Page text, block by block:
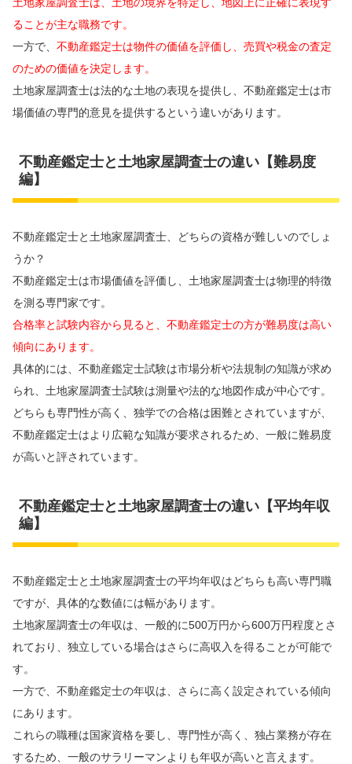
ることが主な職務です。
一方で、 不動産鑑定士は物件の価値を評価し、売買や税金の査定
のための価値を決定します。
土地家屋調査士は法的な土地の表現を提供し、不動産鑑定士は市
場価値の専門的意見を提供するという違いがあります。
不動産鑑定士と土地家屋調査士の違い【難易度
編】
不動産鑑定士と土地家屋調査士、どちらの資格が難しいのでしょ
うか？
不動産鑑定士は市場価値を評価し、土地家屋調査士は物理的特徴
を測る専門家です。
合格率と試験内容から見ると、不動産鑑定士の方が難易度は高い
傾向にあります。
具体的には、不動産鑑定士試験は市場分析や法規制の知識が求め
られ、土地家屋調査士試験は測量や法的な地図作成が中心です。
どちらも専門性が高く、独学での合格は困難とされていますが、
不動産鑑定士はより広範な知識が要求されるため、一般に難易度
が高いと評されています。
不動産鑑定士と土地家屋調査士の違い【平均年収
編】
不動産鑑定士と土地家屋調査士の平均年収はどちらも高い専門職
ですが、具体的な数値には幅があります。
土地家屋調査士の年収は、一般的に500万円から600万円程度とさ
れており、独立している場合はさらに高収入を得ることが可能で
す。
一方で、不動産鑑定士の年収は、さらに高く設定されている傾向
にあります。
これらの職種は国家資格を要し、専門性が高く、独占業務が存在
するため、一般のサラリーマンよりも年収が高いと言えます。